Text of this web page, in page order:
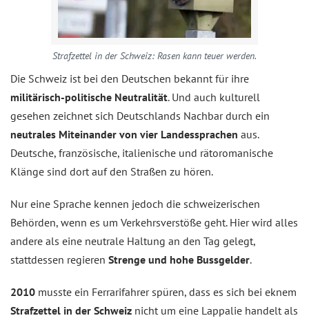
Strafzettel in der Schweiz: Rasen kann teuer werden.
Die Schweiz ist bei den Deutschen bekannt für ihre
militärisch-politische Neutralität. Und auch kulturell
gesehen zeichnet sich Deutschlands Nachbar durch ein
neutrales Miteinander von vier Landessprachen aus.
Deutsche, französische, italienische und rätoromanische
Klänge sind dort auf den Straßen zu hören.
Nur eine Sprache kennen jedoch die schweizerischen
Behörden, wenn es um Verkehrsverstöße geht. Hier wird alles
andere als eine neutrale Haltung an den Tag gelegt,
stattdessen regieren Strenge und hohe Bussgelder.
2010 musste ein Ferrarifahrer spüren, dass es sich bei eknem
Strafzettel in der Schweiz nicht um eine Lappalie handelt als